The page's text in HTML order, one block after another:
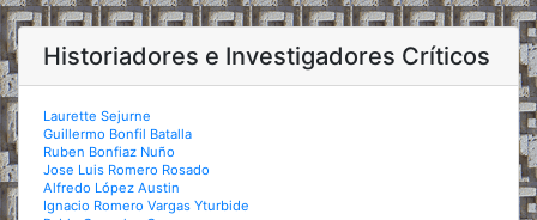
Historiadores e Investigadores Críticos
Laurette Sejurne
Guillermo Bonfil Batalla
Ruben Bonfiaz Nuño
Jose Luis Romero Rosado
Alfredo López Austin
Ignacio Romero Vargas Yturbide